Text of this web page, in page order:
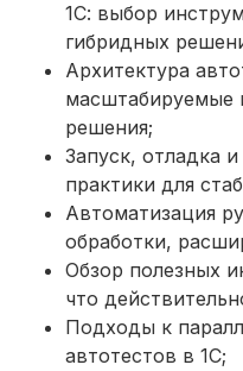
1С: выбор
гибридных
Архитектура
масштабируемые
решения;
Запуск, отладка
практики для
Автоматизация
обработки,
Обзор полезных
что
Подходы к
автотестов в 1С;